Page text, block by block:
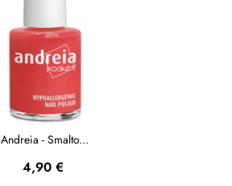
Andreia - Smalto...
Prezzo
4,90 €